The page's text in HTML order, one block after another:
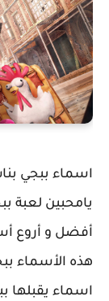
يامحبين لعبة
أفضل و أروع
هذه الأسماء
اسماء يقبلها